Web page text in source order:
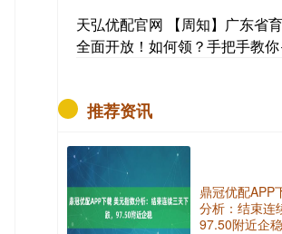
天弘优配官网 【周知】广东省
全面开放！如何领？手把手教
推荐资讯
鼎冠优配APP
分析：结束连
97.50附近企稳